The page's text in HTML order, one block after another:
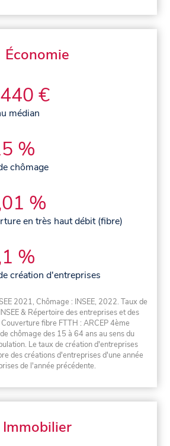
Économie
€
médian
%
chômage
%
en très haut débit (fibre)
%
création d'entreprises
2021, Chômage : INSEE, 2022. Taux de
& Répertoire des entreprises et des
fibre FTTH : ARCEP 4ème
chômage des 15 à 64 ans au sens du
Le taux de création d'entreprises
des créations d'entreprises d'une année
de l'année précédente.
Immobilier